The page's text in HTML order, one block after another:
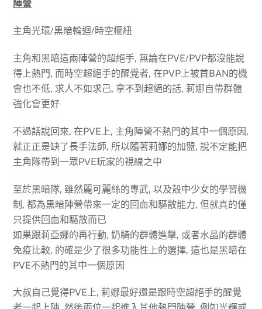
陣營
主角光環/黑暗輪迴/時空樞紐
主角和黑暗這兩陣營的超絕手, 無論在PVE/PVP都沒能說
得上熱門, 而時空超絕手的醒覺者, 在PVP上被首BAN的機
會也不低, 求人不如求己, 拿不到超絕的話, 莉娜自帶群體
強化會更好
不過話說回來, 在PVE上, 主角陣營不熱門的其中一個原因,
就正正是缺了長手法師, 所以隨著莉娜的加盟, 說不定能把
主角隊帶到一眾PVE玩家的視線之中
至於黑暗隊, 雖然麗可麗絲的專武, 以及殼中少女的學習機
制, 都為黑暗陣營帶來一定的回血和驅散能力, 但就真的僅
只提供回血和驅散而已
如果跟莉亞娜的再行動, 奶騎的群體進擊, 或者水晶的群體
免疫比較, 的確是少了很多功能性上的選擇, 這也是黑暗在
PVE不熱門的其中一個原因
大叔自己覺得PVE上, 莉娜最好還是跟時空超絕手的醒覺